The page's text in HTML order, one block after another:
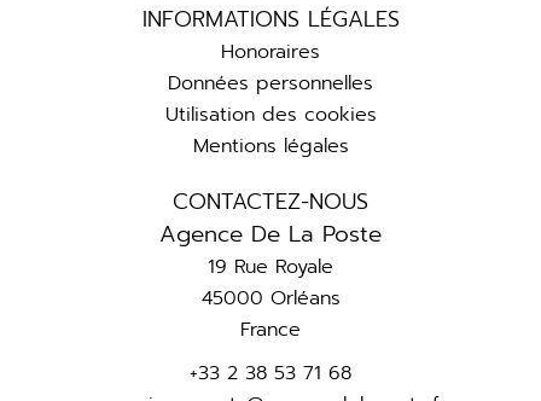
INFORMATIONS LÉGALES
Honoraires
Données personnelles
Utilisation des cookies
Mentions légales
CONTACTEZ-NOUS
Agence De La Poste
19 Rue Royale
45000 Orléans
France
+33 2 38 53 71 68